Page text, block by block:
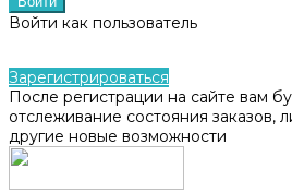
Войти как пользователь
Зарегистрироваться
После регистрации на сайте вам
отслеживание состояния заказов,
другие новые возможности